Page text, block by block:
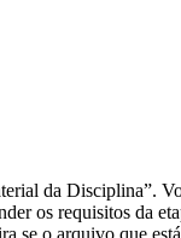
da Disciplina”.
os requisitos da
se o arquivo que